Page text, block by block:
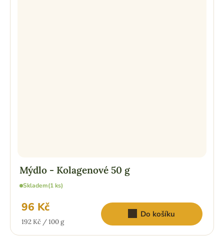
Mýdlo - Kolagenové 50 g
Skladem(1 ks)
96 Kč
Měrná
192 Kč / 100 g
Do košíku